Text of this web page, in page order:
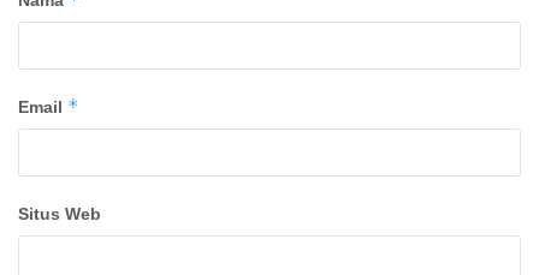
Email *
Situs Web